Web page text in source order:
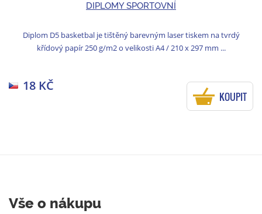
DIPLOMY SPORTOVNÍ
Diplom D5 basketbal je tištěný barevným laser tiskem na tvrdý
křídový papír 250 g/m2 o velikosti A4 / 210 x 297 mm ...
18 KČ
KOUPIT
Vše o nákupu